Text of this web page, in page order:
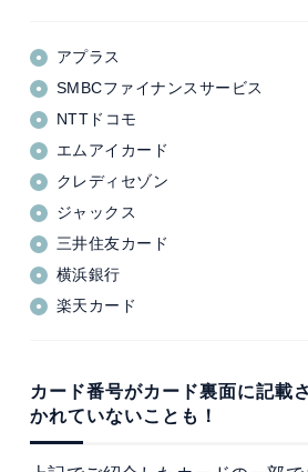
アプラス
SMBCファイナンスサービス
NTTドコモ
エムアイカード
クレディセゾン
ジャックス
三井住友カード
横浜銀行
楽天カード
カード番号がカード裏面に記載
かれていないことも！